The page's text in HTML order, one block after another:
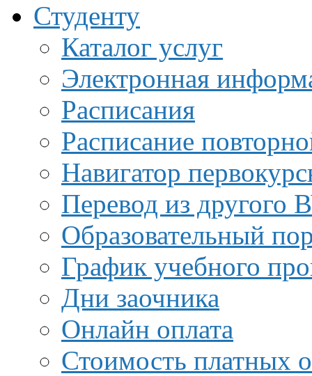
Студенту
Каталог услуг
Электронная
Расписания
Расписание
Навигатор
Перевод из другого
Образовательный
График учебного
Дни заочника
Онлайн оплата
Стоимость платных